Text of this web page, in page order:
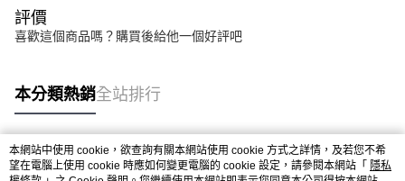
評價
喜歡這個商品嗎？購買後給他一個好評吧
本分類熱銷全站排行
熱門標籤
本網站中使用 cookie，欲查詢有關本網站使用 cookie 方式之詳情，及若您不希
望在電腦上使用 cookie 時應如何變更電腦的 cookie 設定，請參閱本網站「 隱私